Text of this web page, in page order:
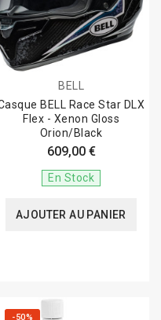
BELL
BELL Race Star DLX
Flex - Xenon Gloss
Orion/Black
609,00 €
En Stock
AJOUTER AU PANIER
-50%